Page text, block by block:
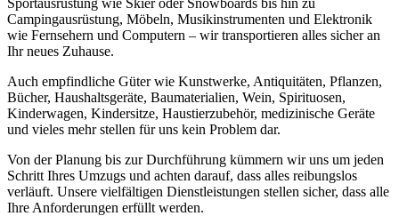
Campingausrüstung, Möbeln, Musikinstrumenten und Elektronik
wie Fernsehern und Computern – wir transportieren alles sicher an
Ihr neues Zuhause.
Auch empfindliche Güter wie Kunstwerke, Antiquitäten, Pflanzen,
Bücher, Haushaltsgeräte, Baumaterialien, Wein, Spirituosen,
Kinderwagen, Kindersitze, Haustierzubehör, medizinische Geräte
und vieles mehr stellen für uns kein Problem dar.
Von der Planung bis zur Durchführung kümmern wir uns um jeden
Schritt Ihres Umzugs und achten darauf, dass alles reibungslos
verläuft. Unsere vielfältigen Dienstleistungen stellen sicher, dass alle
Ihre Anforderungen erfüllt werden.